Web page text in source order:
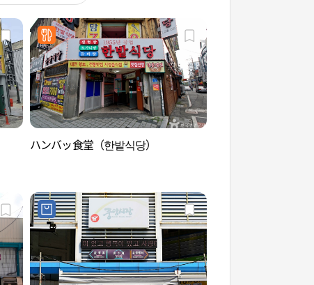
ハンバッ食堂（한밭식당）